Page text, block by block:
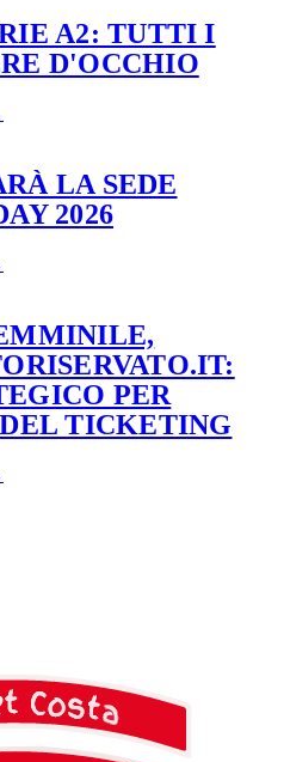
A2: TUTTI I
D'OCCHIO
LA SEDE
2026
PER
TICKETING